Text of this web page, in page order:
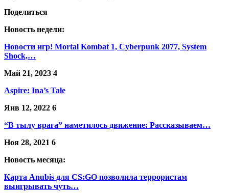
Поделиться
Новость недели:
Новости игр! Mortal Kombat 1, Cyberpunk 2077, System
Shock,…
Май 21, 2023 4
Aspire: Ina’s Tale
Янв 12, 2022 6
“В тылу врага” наметилось движение: Рассказываем…
Ноя 28, 2021 6
Новость месяца:
Карта Anubis для CS:GO позволила террористам
выигрывать чуть…